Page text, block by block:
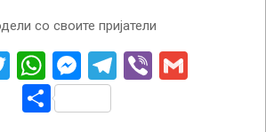
со своите пријатели
Twitter
WhatsApp
Messenger
Telegram
Viber
Share